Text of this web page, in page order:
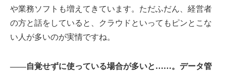
や業務ソフトも増えてきています。ただふだん、経営者
の方と話をしていると、クラウドといってもピンとこな
い人が多いのが実情ですね。
――自覚せずに使っている場合が多いと……。データ管